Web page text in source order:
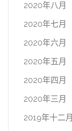
2020年八月
2020年七月
2020年六月
2020年五月
2020年四月
2020年三月
2019年十二月